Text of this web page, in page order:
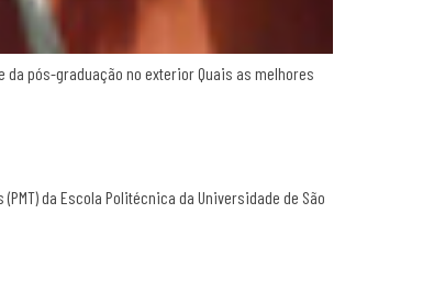
pós-graduação no exterior Quais as melhores
da Escola Politécnica da Universidade de São